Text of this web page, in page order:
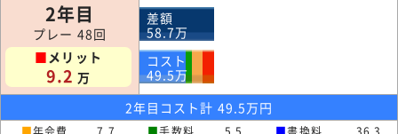
2年目
プレー 48回
■メリット
9.2 万
差額
58.7万
コスト
49.5万
2年目コスト計 49.5万円